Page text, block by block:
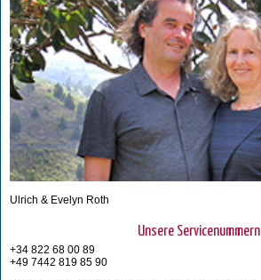
Ulrich & Evelyn Roth
Unsere Servicenummern
+34 822 68 00 89
+49 7442 819 85 90